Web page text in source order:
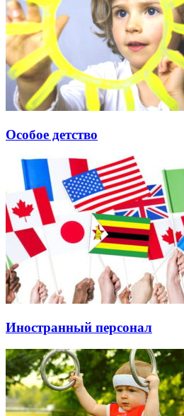
Особое детство
Иностранный персонал